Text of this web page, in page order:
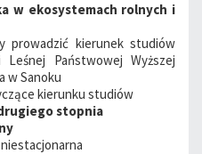
w ekosystemach rolnych i
prowadzić kierunek studiów
Państwowej Wyższej
w Sanoku
kierunku studiów
stopnia